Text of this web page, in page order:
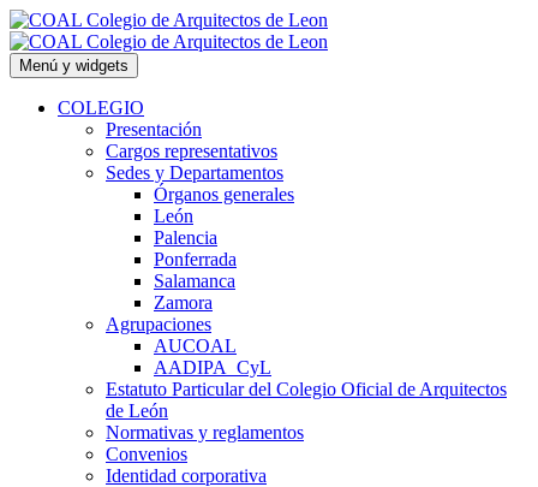
Saltar
al
contenido
Menú y widgets
COLEGIO
Presentación
Cargos representativos
Sedes y Departamentos
Órganos generales
León
Palencia
Ponferrada
Salamanca
Zamora
Agrupaciones
AUCOAL
AADIPA_CyL
Estatuto Particular del Colegio Oficial de Arquitectos
de León
Normativas y reglamentos
Convenios
Identidad corporativa